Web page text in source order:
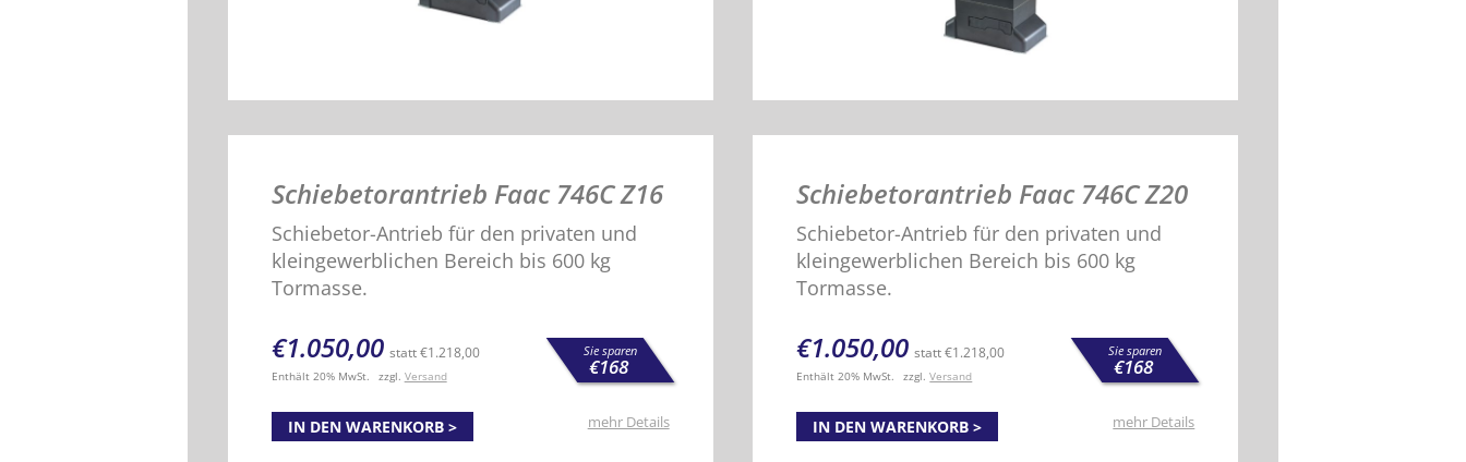
Schiebetorantrieb Faac 746C Z16
Schiebetor-Antrieb für den privaten und
kleingewerblichen Bereich bis 600 kg
Tormasse.
€1.050,00 statt€1.218,00
Enthält 20% MwSt. zzgl. Versand
Sie sparen
€168
IN DEN WARENKORB mehr Details
Schiebetorantrieb Faac 746C Z20
Schiebetor-Antrieb für den privaten und
kleingewerblichen Bereich bis 600 kg
Tormasse.
€1.050,00 statt€1.218,00
Enthält 20% MwSt. zzgl.Versand
Sie sparen
€168
IN DEN WARENKORB mehr Details